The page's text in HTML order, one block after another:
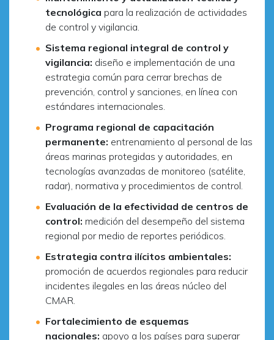
tecnológica para la realización de actividades
de control y vigilancia.
Sistema regional integral de control y
vigilancia: diseño e implementación de una
estrategia común para cerrar brechas de
prevención, control y sanciones, en línea con
estándares internacionales.
Programa regional de capacitación
permanente: entrenamiento al personal de las
áreas marinas protegidas y autoridades, en
tecnologías avanzadas de monitoreo (satélite,
radar), normativa y procedimientos de control.
Evaluación de la efectividad de centros de
control: medición del desempeño del sistema
regional por medio de reportes periódicos.
Estrategia contra ilícitos ambientales:
promoción de acuerdos regionales para reducir
incidentes ilegales en las áreas núcleo del
CMAR.
Fortalecimiento de esquemas
nacionales: apoyo a los países para superar